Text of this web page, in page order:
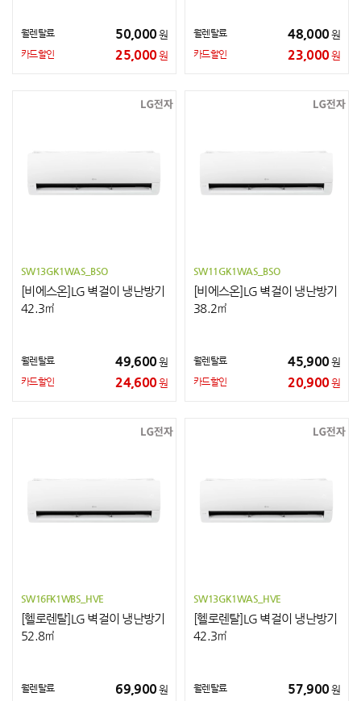
월렌탈료 50,000원
카드할인 25,000원
월렌탈료 48,000원
카드할인 23,000원
SW13GK1WAS_BSO
[비에스온]LG 벽걸이 냉난방기
42.3㎡
월렌탈료 49,600원
카드할인 24,600원
SW11GK1WAS_BSO
[비에스온]LG 벽걸이 냉난방기
38.2㎡
월렌탈료 45,900원
카드할인 20,900원
SW16FK1WBS_HVE
[헬로렌탈]LG 벽걸이 냉난방기
52.8㎡
월렌탈료 69,900원
SW13GK1WAS_HVE
[헬로렌탈]LG 벽걸이 냉난방기
42.3㎡
월렌탈료 57,900원